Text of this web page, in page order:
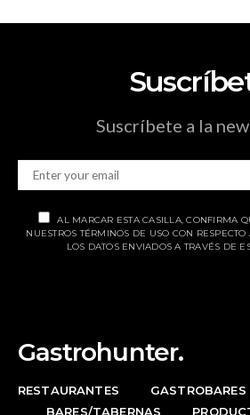
Suscríbete a la
AL MARCAR ESTA CASILLA, CONFIRMA
NUESTROS TÉRMINOS DE USO CON
LOS DATOS ENVIADOS A TRAVÉS DE
Gastrohunter.
RESTAURANTES
GASTROBARES
BARES/TABERNAS